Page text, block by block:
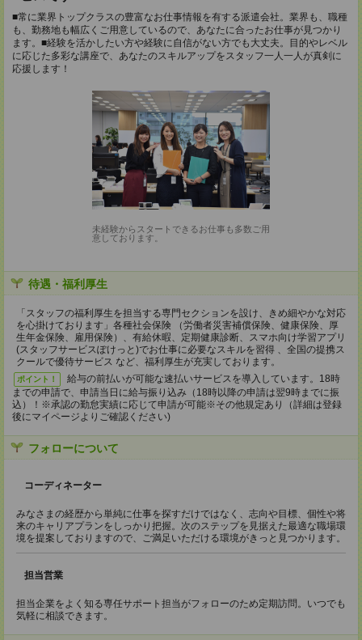
■常に業界トップクラスの豊富なお仕事情報を有する派遣会社。業界も、職種
も、勤務地も幅広くご用意しているので、あなたに合ったお仕事が見つかり
ます。■経験を活かしたい方や経験に自信がない方でも大丈夫。目的やレベル
に応じた多彩な講座で、あなたのスキルアップをスタッフ一人一人が真剣に
応援します！
未経験からスタートできるお仕事も多数ご用
意しております。
待遇・福利厚生
「スタッフの福利厚生を担当する専門セクションを設け、きめ細やかな対応
を心掛けております」各種社会保険 （労働者災害補償保険、健康保険、厚
生年金保険、雇用保険）、有給休暇、定期健康診断、スマホ向け学習アプリ
(スタッフサービスぽけっと)でお仕事に必要なスキルを習得 、全国の提携ス
クールで優待サービス など、福利厚生が充実しております。
ポイント！
給与の前払いが可能な速払いサービスを導入しています。18時
までの申請で、申請当日に給与振り込み（18時以降の申請は翌9時までに振
込）！※承認の勤怠実績に応じて申請が可能※その他規定あり（詳細は登録
後にマイページよりご確認ください)
フォローについて
コーディネーター
みなさまの経歴から単純に仕事を探すだけではなく、志向や目標、個性や将
来のキャリアプランをしっかり把握。次のステップを見据えた最適な職場環
境を提案しておりますので、ご満足いただける環境がきっと見つかります。
担当営業
担当企業をよく知る専任サポート担当がフォローのため定期訪問。いつでも
気軽に相談できます。